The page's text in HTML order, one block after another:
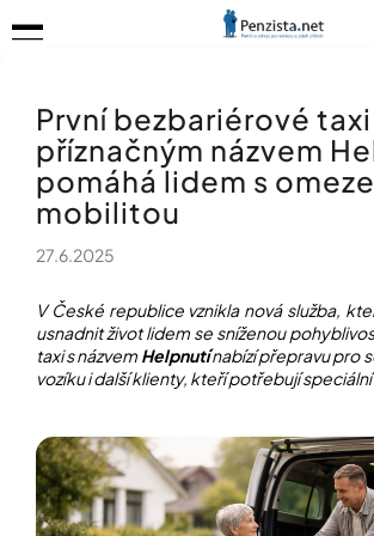
na
TIPY
PRO
PEVNÉ
ZDRAVÍ
CVIČÍME
PRO
OBJEVUJTE
TVOŘTE
CHYTRÝ
PRŮVODCE
MODERNÍM
SVĚTEM
Menu
První bezbariérové taxi
příznačným názvem
pomáhá lidem s
mobilitou
27.6.2025
V České republice vznikla nová služba,
usnadnit život lidem se sníženou
taxi s názvem Helpnutínabízí přepravu pro
vozíku i další klienty, kteří potřebují
o
C
o
p
o
b
u
e
e
n
a